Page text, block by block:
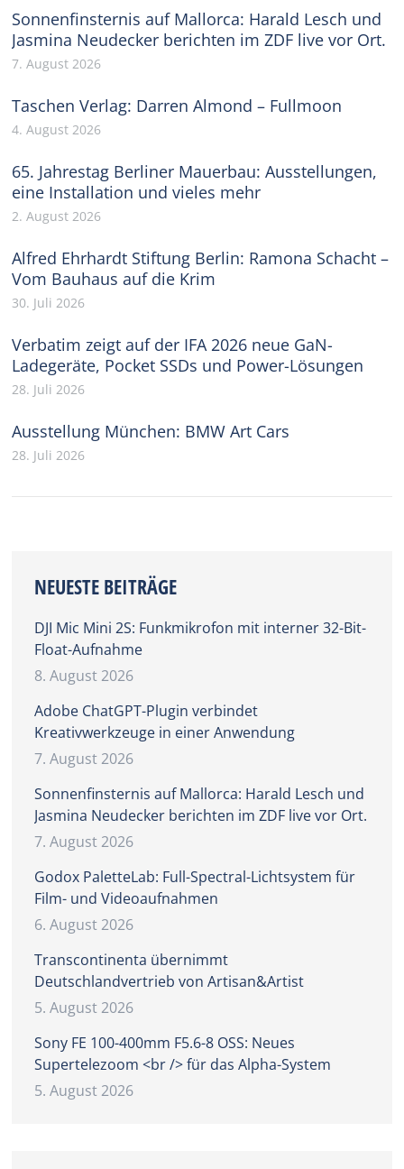
Sonnenfinsternis auf Mallorca: Harald Lesch und
Jasmina Neudecker berichten im ZDF live vor Ort.
7. August 2026
Taschen Verlag: Darren Almond – Fullmoon
4. August 2026
65. Jahrestag Berliner Mauerbau: Ausstellungen,
eine Installation und vieles mehr
2. August 2026
Alfred Ehrhardt Stiftung Berlin: Ramona Schacht –
Vom Bauhaus auf die Krim
30. Juli 2026
Verbatim zeigt auf der IFA 2026 neue GaN-
Ladegeräte, Pocket SSDs und Power-Lösungen
28. Juli 2026
Ausstellung München: BMW Art Cars
28. Juli 2026
NEUESTE BEITRÄGE
DJI Mic Mini 2S: Funkmikrofon mit interner 32-Bit-
Float-Aufnahme
8. August 2026
Adobe ChatGPT-Plugin verbindet
Kreativwerkzeuge in einer Anwendung
7. August 2026
Sonnenfinsternis auf Mallorca: Harald Lesch und
Jasmina Neudecker berichten im ZDF live vor Ort.
7. August 2026
Godox PaletteLab: Full-Spectral-Lichtsystem für
Film- und Videoaufnahmen
6. August 2026
Transcontinenta übernimmt
Deutschlandvertrieb von Artisan&Artist
5. August 2026
Sony FE 100-400mm F5.6-8 OSS: Neues
Supertelezoom <br /> für das Alpha-System
5. August 2026